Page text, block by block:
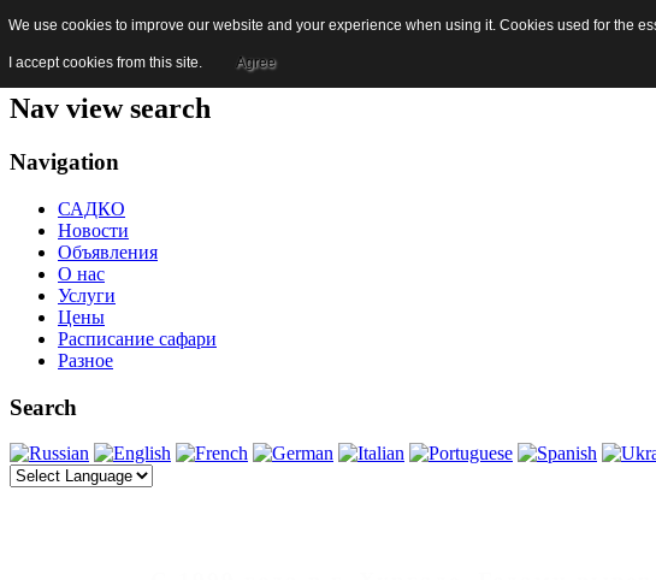
Skip to content
Jump to main navigation and login
Nav view search
Navigation
САДКО
Новости
Объявления
О нас
Услуги
Цены
Расписание сафари
Разное
Search
We use cookies to improve our website and your experience when using it. Cookies used for the
I accept cookies from this site. Agree